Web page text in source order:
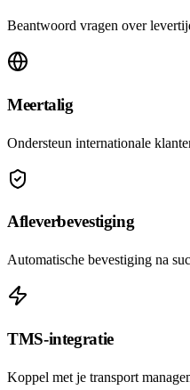
Beantwoord vragen over
Meertalig
Ondersteun internationale
Afleverbevestiging
Automatische bevestiging na
TMS-integratie
Koppel met je transport